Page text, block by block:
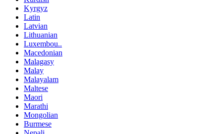
Kyrgyz
Latin
Latvian
Lithuanian
Luxembou..
Macedonian
Malagasy
Malay
Malayalam
Maltese
Maori
Marathi
Mongolian
Burmese